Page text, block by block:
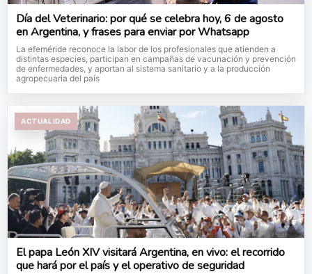
Día del Veterinario: por qué se celebra hoy, 6 de agosto
en Argentina, y frases para enviar por Whatsapp
La efeméride reconoce la labor de los profesionales que atienden a
distintas especies, participan en campañas de vacunación y prevención
de enfermedades, y aportan al sistema sanitario y a la producción
agropecuaria del país
ACTUALIDAD
El papa León XIV visitará Argentina, en vivo: el recorrido
que hará por el país y el operativo de seguridad